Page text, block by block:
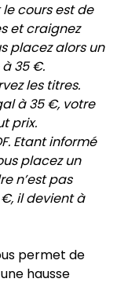
le cours est de
et craignez
placez alors un
35 €.
les titres.
à 35 €, votre
prix.
Etant informé
placez un
n’est pas
il devient à
permet de
hausse